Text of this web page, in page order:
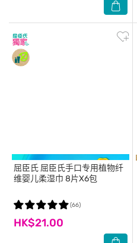
屈臣氏 屈臣氏手口专用植物纤
维婴儿柔湿巾 8片X6包
HK$21.00
(66)